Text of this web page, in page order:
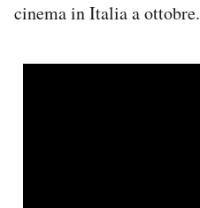
cinema in Italia a ottobre.